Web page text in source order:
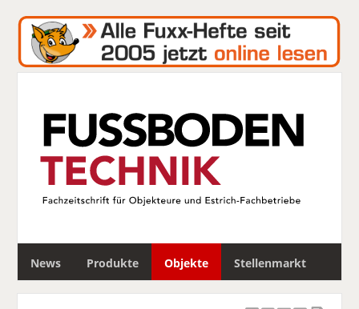
News Produkte Objekte Stellenmarkt
c